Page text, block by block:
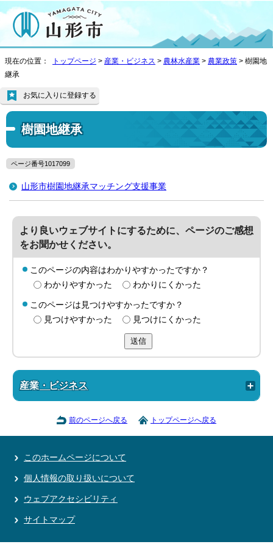
現在の位置： トップページ > 産業・ビジネス > 農林水産業 > 農業政策 > 樹園地
継承
樹園地継承
お気に入りに登録する
ページ番号1017099
山形市樹園地継承マッチング支援事業
より良いウェブサイトにするために、ページのご感想
をお聞かせください。
このページの内容はわかりやすかったですか？
わかりやすかった
わかりにくかった
このページは見つけやすかったですか？
見つけやすかった
見つけにくかった
送信
産業・ビジネス
前のページへ戻る トップページへ戻る
このホームページについて
個人情報の取り扱いについて
ウェブアクセシビリティ
サイトマップ